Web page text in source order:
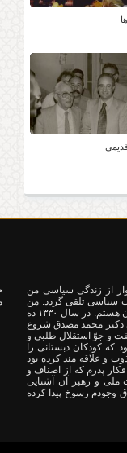
از زندگی سیاسی من
سیاسی تلقی گردد. من
حسین موسویان متولد هفدهم اسفند ۱۳۲۰ در تهران هستم. در سال ۱۳۳۰ ده
دکتر محمد مصدق شروع
و جوّ استقلال طلبی و
که کودکان دبستانی را
و علاقه مند کرده بود
پدرم که از اصناف و
ملی و رهبر آن آشنایی
وجودم رسوخ پیدا کرده